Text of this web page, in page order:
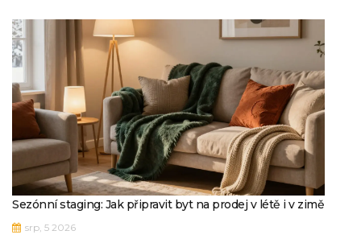
Sezónní staging: Jak připravit byt na prodej v létě i v zimě
srp, 5 2026